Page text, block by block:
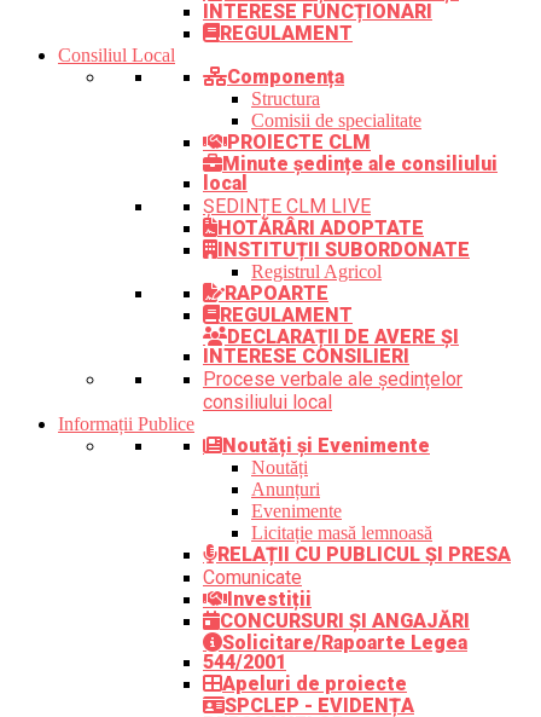
INTERESE FUNCȚIONARI
REGULAMENT
Consiliul Local
Componența
Structura
Comisii de specialitate
PROIECTE CLM
Minute ședințe ale consiliului
local
ȘEDINȚE CLM LIVE
HOTĂRÂRI ADOPTATE
INSTITUȚII SUBORDONATE
Registrul Agricol
RAPOARTE
REGULAMENT
DECLARAȚII DE AVERE ȘI
INTERESE CONSILIERI
Procese verbale ale ședințelor
consiliului local
Informații Publice
Noutăți și Evenimente
Noutăți
Anunțuri
Evenimente
Licitație masă lemnoasă
RELAȚII CU PUBLICUL ȘI PRESA
Comunicate
Investiții
CONCURSURI ȘI ANGAJĂRI
Solicitare/Rapoarte Legea
544/2001
Apeluri de proiecte
SPCLEP - EVIDENȚA